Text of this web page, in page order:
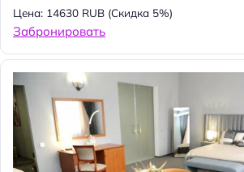
Цена: 14630 RUB (Скидка 5%)
Забронировать